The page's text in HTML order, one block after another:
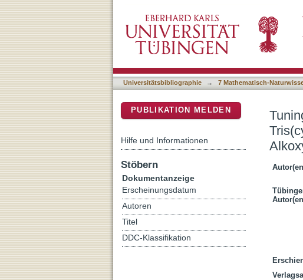
Tuning Organocerium
with Terminal Halogenido,
Universitätsbibliographie → 7 Mathematisch-
PUBLIKATION MELDEN
Hilfe und Informationen
Stöbern
Dokumentanzeige
Erscheinungsdatum
Autoren
Titel
DDC-Klassifikation